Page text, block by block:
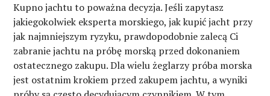
Kupno jachtu to poważna decyzja. Jeśli zapytasz
jakiegokolwiek eksperta morskiego, jak kupić jacht przy
jak najmniejszym ryzyku, prawdopodobnie zalecą Ci
zabranie jachtu na próbę morską przed dokonaniem
ostatecznego zakupu. Dla wielu żeglarzy próba morska
jest ostatnim krokiem przed zakupem jachtu, a wyniki